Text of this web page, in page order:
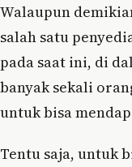
Walaupun
salah satu
pada saat ini, di
banyak sekali
untuk bisa
Tentu saja, untuk